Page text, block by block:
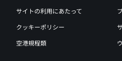
サイトの利用にあたって
クッキーポリシー
空港規程類